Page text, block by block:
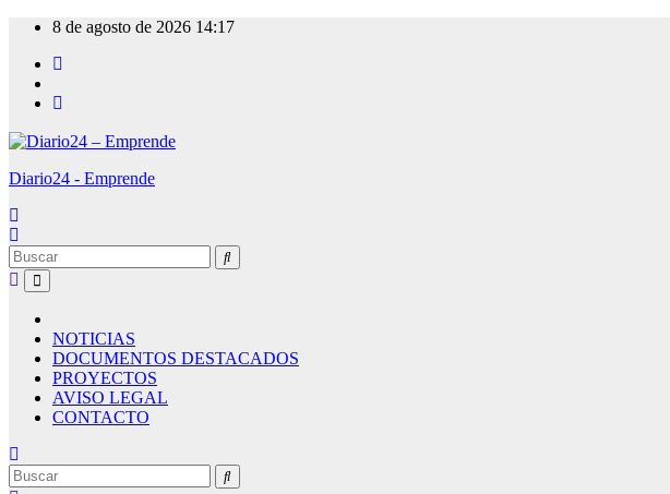
contenido
8 de agosto de 2026 14:17
Diario24 - Emprende
NOTICIAS
DOCUMENTOS DESTACADOS
PROYECTOS
AVISO LEGAL
CONTACTO